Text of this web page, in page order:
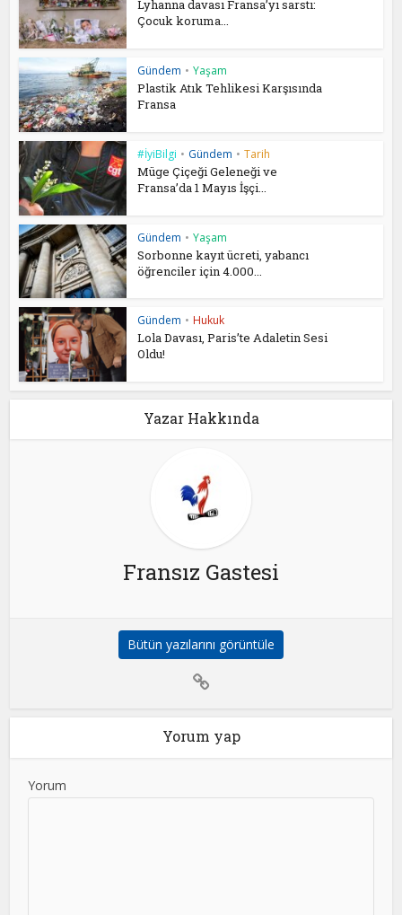
Lyhanna davası Fransa’yı sarstı:
Çocuk koruma...
Gündem • Yaşam
Plastik Atık Tehlikesi Karşısında
Fransa
#İyiBilgi • Gündem • Tarih
Müge Çiçeği Geleneği ve
Fransa’da 1 Mayıs İşçi...
Gündem • Yaşam
Sorbonne kayıt ücreti, yabancı
öğrenciler için 4.000...
Gündem • Hukuk
Lola Davası, Paris’te Adaletin Sesi
Oldu!
Yazar Hakkında
Fransız Gastesi
Bütün yazılarını görüntüle
Yorum yap
Yorum